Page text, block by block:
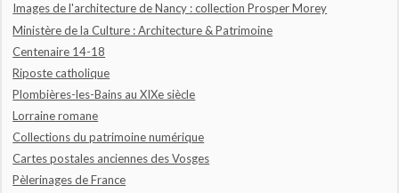
Images de l'architecture de Nancy : collection Prosper Morey
Ministère de la Culture : Architecture & Patrimoine
Centenaire 14-18
Riposte catholique
Plombières-les-Bains au XIXe siècle
Lorraine romane
Collections du patrimoine numérique
Cartes postales anciennes des Vosges
Pèlerinages de France